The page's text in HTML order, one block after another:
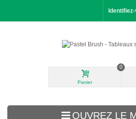
Panier
0
OUVREZ LE